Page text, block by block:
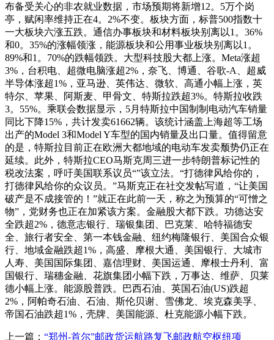
布备受关心的非农就业数据，市场预期将新增12。5万个岗
亭，赋闲率维持正在4。2%不变。板块方面，标普500指数十
一大板块六涨五跌。通信办事板块和材料板块别离以1。36%
和0。35%的涨幅领涨，能源板块和公用事业板块别离以1。
89%和1。70%的跌幅领跌。大型科技股大都上涨。Meta涨超
3%，台积电、超微电脑涨超2%，奈飞、博通、谷歌-A、超威
半导体涨超1%，亚马逊、英伟达、微软、高通小幅上涨，英
特尔、苹果、阿斯麦、甲骨文、特斯拉跌超3%。特斯拉收跌
3。55%。乘联会数据显示，5月特斯拉中国制制电动汽车销量
同比下降15%，共计发卖61662辆。该统计涵盖上海超等工场
出产的Model 3和Model Y车型的国内销量及出口量。值得留意
的是，特斯拉目前正在欧洲大都地域的电动车发卖颓势仍正在
延续。此外，特斯拉CEO马斯克周三进一步特朗普标记性的
税改法案，呼吁美国联系议员“”该立法。“打德律风给你的，
打德律风给你的众议员。”马斯克正在社交发帖写道，“让美国
破产是不成接管的！”就正在此前一天，称之为预算的“可憎之
物”，党财务也正在加紧该方案。金融股大都下跌。功德达安
全跌超2%，德意志银行、瑞银集团、巴克莱、哈特福德安
全、旅行者安全、第一本钱金融、纽约梅隆银行、美国合众银
行、地域金融跌超1%，高盛、摩根大通、美国银行、大城市
人寿、美国国际集团、嘉信理财、美国运通、摩根士丹利、富
国银行、瑞穗金融、花旗集团小幅下跌，万事达、维萨、贝莱
德小幅上涨。能源股普跌。巴西石油、英国石油(US)跌超
2%，阿帕奇石油、石油、斯伦贝谢、雪佛龙、埃克森美孚、
帝国石油跌超1%，壳牌、美国能源、杜克能源小幅下跌。
上一篇： “郑州-首尔”邮政货运航路复飞邮政航空枢纽项